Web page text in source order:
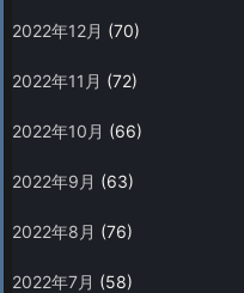
2022年12月 (70)
2022年11月 (72)
2022年10月 (66)
2022年9月 (63)
2022年8月 (76)
2022年7月 (58)